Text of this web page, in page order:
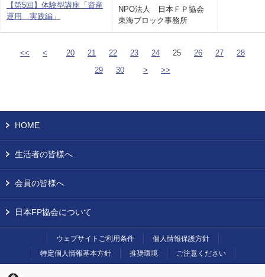
【第5回】体験型講座「資産
運用 実践編」
NPO法人 日本ＦＰ協会
東海ブロック事務所
<< < 20 21 22 23 24 25 26 27
28
29
30 > >>
HOME
生活者の皆様へ
会員の皆様へ
日本FP協会について
ウェブサイトご利用条件
個人情報保護方針
特定個人情報基本方針
推奨環境 ご注意ください